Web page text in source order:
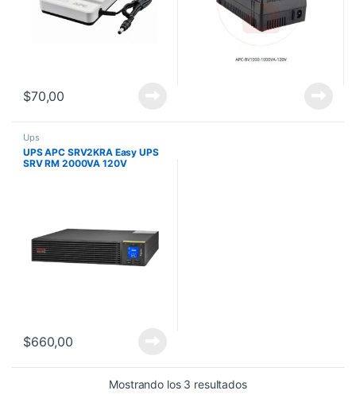
$70,00
Ups
UPS APC SRV2KRA Easy UPS
SRV RM 2000VA 120V
$660,00
Mostrando los 3 resultados